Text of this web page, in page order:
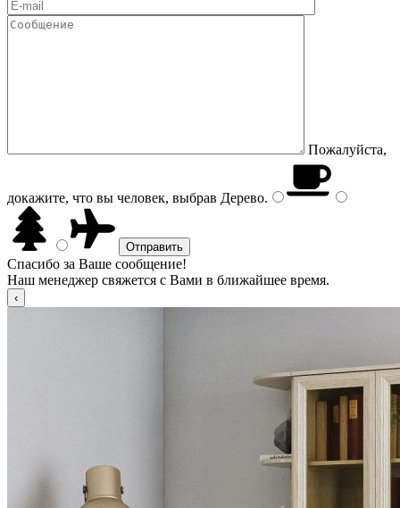
Пожалуйста,
докажите, что вы человек, выбрав Дерево.
Спасибо за Ваше сообщение!
Наш менеджер свяжется с Вами в ближайшее время.